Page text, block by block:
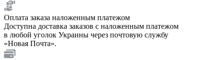
Оплата заказа наложенным платежом
Доступна доставка заказов с наложенным платежом
в любой уголок Украины через почтовую службу
«Новая Почта».